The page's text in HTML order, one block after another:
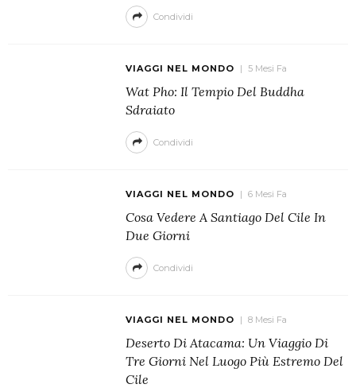
Condividi
VIAGGI NEL MONDO 5 Mesi Fa
Wat Pho: Il Tempio Del Buddha
Sdraiato
Condividi
VIAGGI NEL MONDO 6 Mesi Fa
Cosa Vedere A Santiago Del Cile In
Due Giorni
Condividi
VIAGGI NEL MONDO 8 Mesi Fa
Deserto Di Atacama: Un Viaggio Di
Tre Giorni Nel Luogo Più Estremo Del
Cile